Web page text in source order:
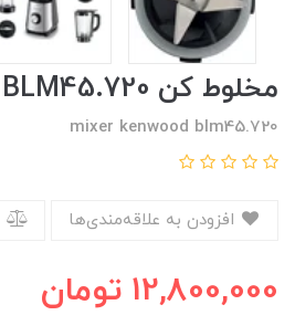
مخلوط کن KENWOOD BLM45.720
mixer kenwood blm45.720
12,800,000 تومان